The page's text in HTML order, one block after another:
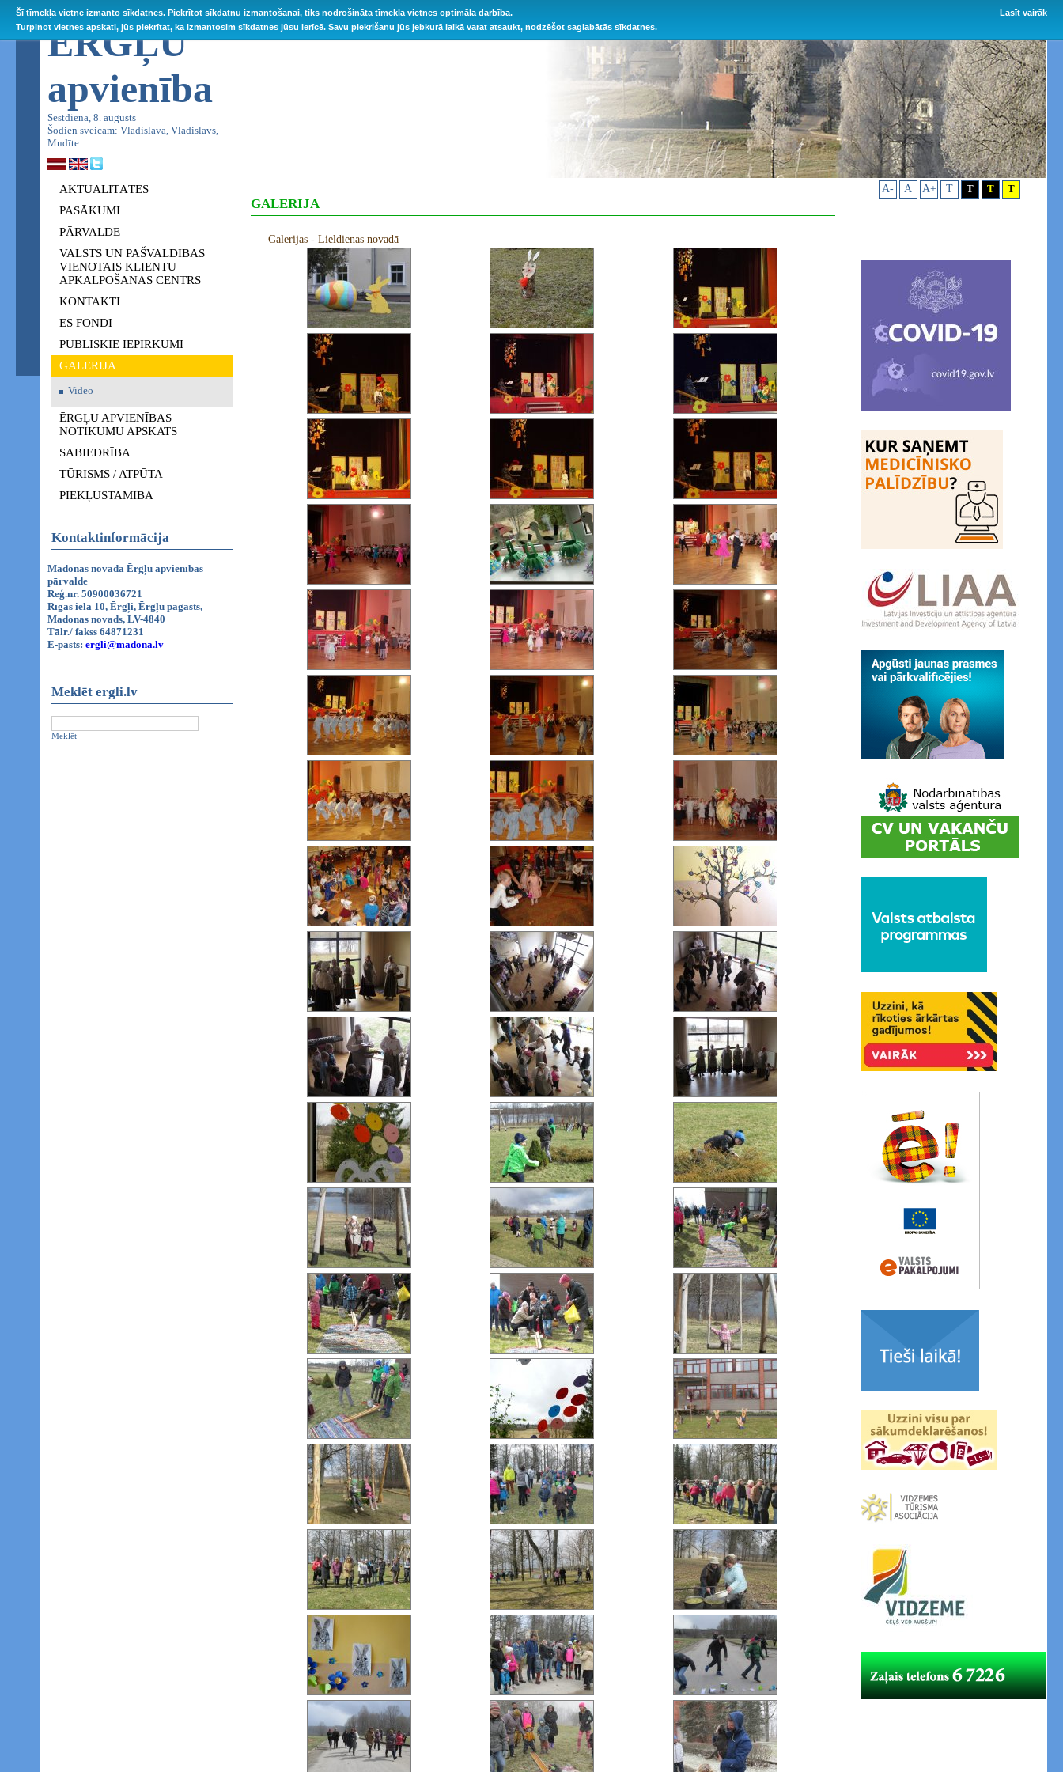
Šī tīmekļa vietne izmanto sīkdatnes. Piekrītot sīkdatņu izmantošanai, tiks nodrošināta tīmekļa vietnes optimāla darbība.
Turpinot vietnes apskati, jūs piekrītat, ka izmantosim sīkdatnes jūsu ierīcē. Savu piekrišanu jūs jebkurā laikā varat atsaukt, nodzēšot saglabātās sīkdatnes.
Lasīt vairāk
ĒRGĻU
apvienība
Sestdiena, 8. augusts
Šodien sveicam: Vladislava, Vladislavs,
Mudīte
AKTUALITĀTES
PASĀKUMI
PĀRVALDE
VALSTS UN PAŠVALDĪBAS
VIENOTAIS KLIENTU
APKALPOŠANAS CENTRS
KONTAKTI
ES FONDI
PUBLISKIE IEPIRKUMI
GALERIJA
Video
ĒRGĻU APVIENĪBAS
NOTIKUMU APSKATS
SABIEDRĪBA
TŪRISMS / ATPŪTA
PIEKĻŪSTAMĪBA
Kontaktinformācija
Madonas novada Ērgļu apvienības
pārvalde
Reģ.nr. 50900036721
Rīgas iela 10, Ērgļi, Ērgļu pagasts,
Madonas novads, LV-4840
Tālr./ fakss 64871231
E-pasts: ergli@madona.lv
Meklēt ergli.lv
Meklēt
GALERIJA
Galerijas - Lieldienas novadā
A- A A+ T T T T